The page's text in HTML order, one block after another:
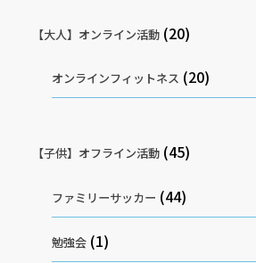
【大人】オンライン活動(20)
オンラインフィットネス (20)
【子供】オフライン活動(45)
ファミリーサッカー (44)
勉強会 (1)